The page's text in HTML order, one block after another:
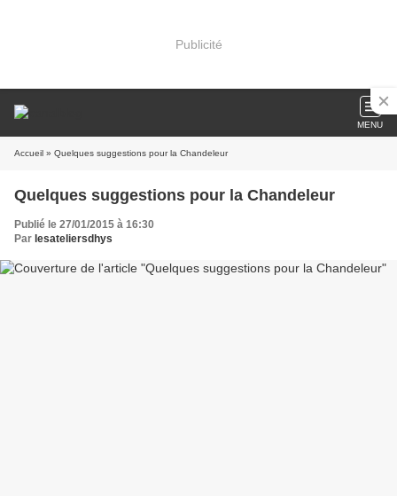
Publicité
MENU
Accueil » Quelques suggestions pour la Chandeleur
Quelques suggestions pour la Chandeleur
Publié le 27/01/2015 à 16:30
Par lesateliersdhys